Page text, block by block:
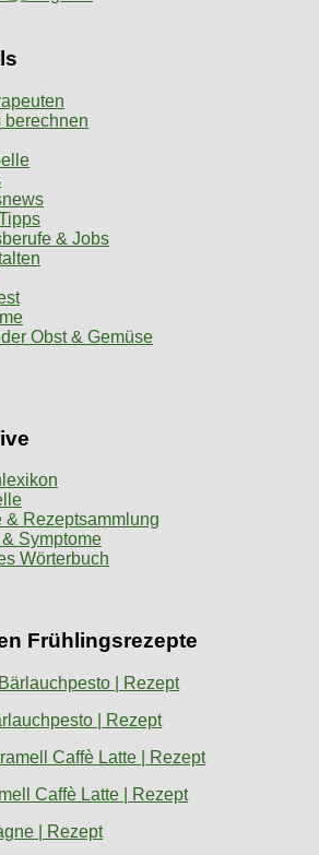
berechnen
& Jobs
Obst & Gemüse
& Rezeptsammlung
Symptome
Wörterbuch
Frühlingsrezepte
| Rezept
Caffè Latte | Rezept